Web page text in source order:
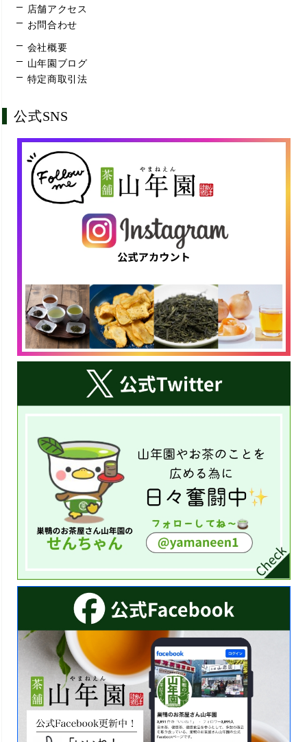
店舗アクセス
お問合わせ
会社概要
山年園ブログ
特定商取引法
公式SNS